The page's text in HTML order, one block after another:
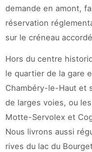
demande en amont,
réservation
sur le créneau
Hors du centre
le quartier de la gare
Chambéry-le-Haut et
de larges voies, ou
Motte-Servolex et
Nous livrons aussi
rives du lac du